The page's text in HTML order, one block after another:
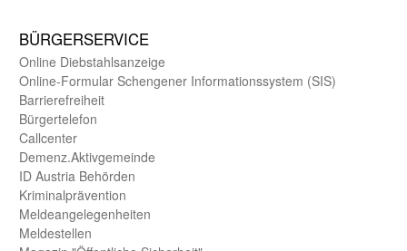
BÜRGER­SERVICE
Online Diebstahls­anzeige
Online-Formular Schengener Informationssystem (SIS)
Barriere­freiheit
Bürger­telefon
Call­center
Demenz.Aktiv­gemeinde
ID Austria Behörden
Kriminal­prävention
Melde­an­ge­le­gen­heiten
Meld­estellen